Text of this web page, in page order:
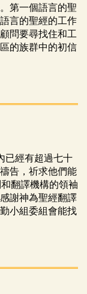
第一個語言的聖
言的聖經的工作
問要尋找住和工
的族群中的初信
已經有超過七十
告，祈求他們能
翻譯機構的領袖
謝神為聖經翻譯
小組委組會能找